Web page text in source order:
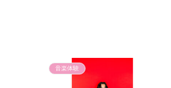
音楽体験